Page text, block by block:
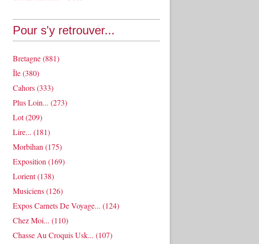
Pour s'y retrouver...
Bretagne(881)
Île(380)
Cahors(333)
Plus Loin... (273)
Lot(209)
Lire... (181)
Morbihan (175)
Exposition (169)
Lorient(138)
Musiciens(126)
Expos Carnets De Voyage... (124)
Chez Moi... (110)
Chasse Au Croquis Usk... (107)